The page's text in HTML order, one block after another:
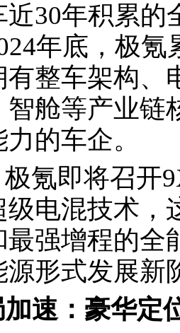
30年积累的
年底，极
有整车架构、
智舱等产业链
的车企。
氪即将召开
级电混技术，
最强增程的全
源形式发展新
速：豪华定